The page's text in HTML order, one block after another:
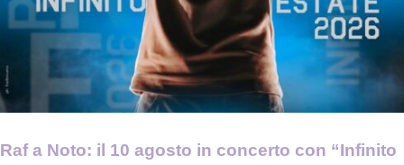
Raf a Noto: il 10 agosto in concerto con “Infinito